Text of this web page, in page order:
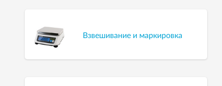
Взвешивание и маркировка